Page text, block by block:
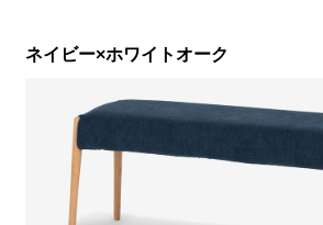
ネイビー×ホワイトオーク